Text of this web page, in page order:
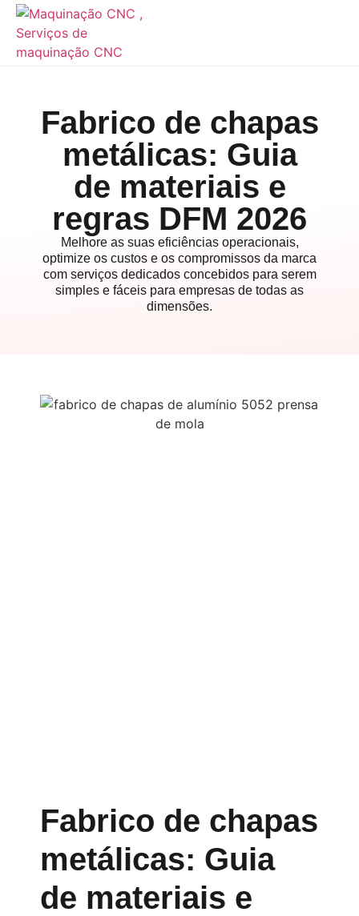
Fabrico de chapas
metálicas: Guia
de materiais e
regras DFM 2026
Melhore as suas eficiências operacionais,
optimize os custos e os compromissos da marca
com serviços dedicados concebidos para serem
simples e fáceis para empresas de todas as
dimensões.
Fabrico de chapas
metálicas: Guia
de materiais e